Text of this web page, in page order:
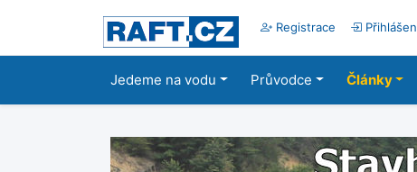
Registrace
Jedeme na vodu Průvodce Články